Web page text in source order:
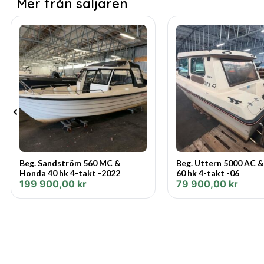
Mer från säljaren
Beg. Sandström 560 MC &
Honda 40 hk 4-takt -2022
199 900,00 kr
Beg. Uttern 5000 AC
60 hk 4-takt -06
79 900,00 kr